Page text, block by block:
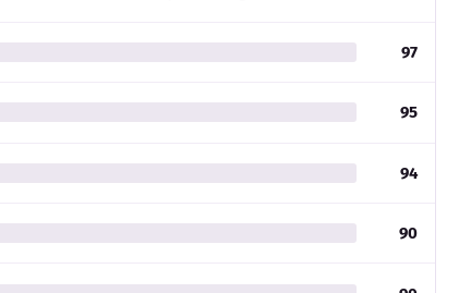
97
95
94
90